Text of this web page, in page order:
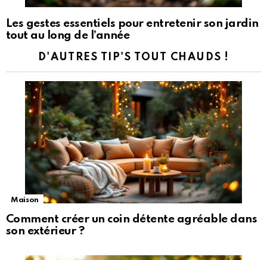
Les gestes essentiels pour entretenir son jardin
tout au long de l’année
D'AUTRES TIP'S TOUT CHAUDS !
Maison
Comment créer un coin détente agréable dans
son extérieur ?